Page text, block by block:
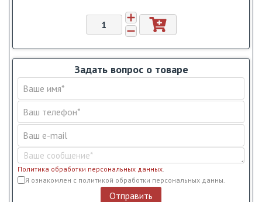
Задать вопрос о товаре
Политика обработки персональных данных.
Условия обслуживания*
Я ознакомлен с политикой обработки персональных данны.
Отправить